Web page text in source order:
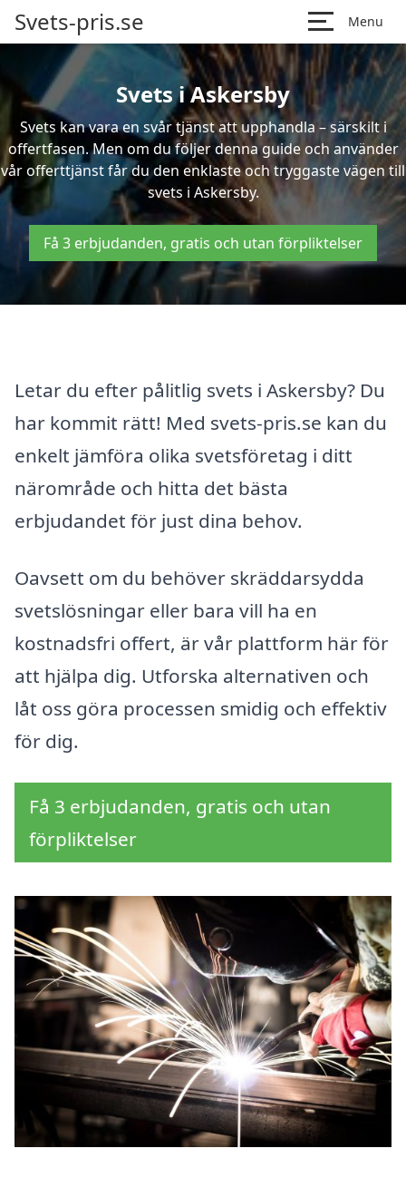
Svets-pris.se Menu
Svets i Askersby
Svets kan vara en svår tjänst att upphandla – särskilt i
offertfasen. Men om du följer denna guide och använder
vår offerttjänst får du den enklaste och tryggaste vägen till
svets i Askersby.
Få 3 erbjudanden, gratis och utan förpliktelser
Letar du efter pålitlig svets i Askersby? Du
har kommit rätt! Med svets-pris.se kan du
enkelt jämföra olika svetsföretag i ditt
närområde och hitta det bästa
erbjudandet för just dina behov.
Oavsett om du behöver skräddarsydda
svetslösningar eller bara vill ha en
kostnadsfri offert, är vår plattform här för
att hjälpa dig. Utforska alternativen och
låt oss göra processen smidig och effektiv
för dig.
Få 3 erbjudanden, gratis och utan
förpliktelser